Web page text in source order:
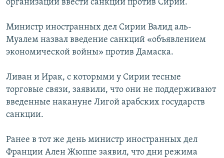
организации ввести санкции против Сирии.
Министр иностранных дел Сирии Валид аль-
Муалем назвал введение санкций «объявлением
экономической войны» против Дамаска.
Ливан и Ирак, с которыми у Сирии тесные
торговые связи, заявили, что они не поддерживают
введенные накануне Лигой арабских государств
санкции.
Ранее в тот же день министр иностранных дел
Франции Ален Жюппе заявил, что дни режима